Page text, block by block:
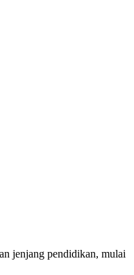
jenjang pendidikan, mulai